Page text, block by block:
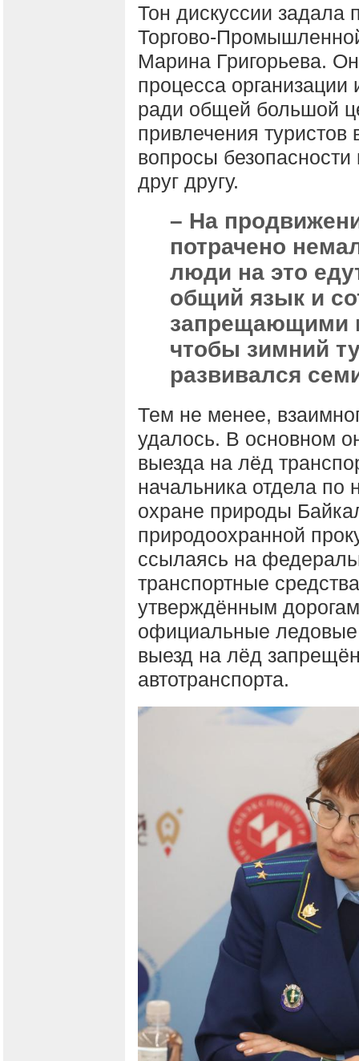
Тон дискуссии задала
Торгово-
Марина Григорьева.
процесса
ради общей большой
привлечения
вопросы безопасности
друг другу.
– На
потрачено
люди на это
общий язык и
запрещающими
чтобы зимний
развивался
Тем не менее,
удалось. В основном
выезда на лёд
начальника отдела по
охране природы
природоохранной
ссылаясь на
транспортные
утверждённым
официальные ледовые
выезд на лёд
автотранспорта.